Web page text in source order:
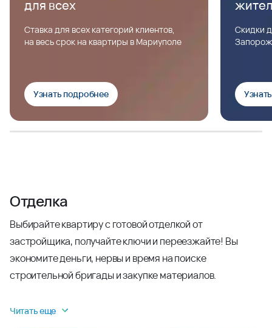
для всех
Ставка для всех категорий клиентов,
на весь срок на квартиры в Мариуполе
Узнать подробнее
Скидки
Отделка
Выбирайте квартиру с готовой отделкой от
застройщика, получайте ключи и переезжайте! Вы
экономите деньги, нервы и время на поиске
строительной бригады и закупке материалов.
Читать еще